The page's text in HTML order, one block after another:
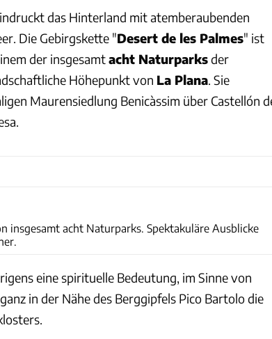
das Hinterland mit atemberaubenden
Die Gebirgskette "Desert de les Palmes" ist
der insgesamtacht Naturparksder
Höhepunkt von La Plana . Sie
Maurensiedlung Benicàssim über Castellón
insgesamt acht Naturparks. Spektakuläre Ausblicke
eine spirituelle Bedeutung, im Sinne von
in der Nähe des Berggipfels Pico Bartolo die